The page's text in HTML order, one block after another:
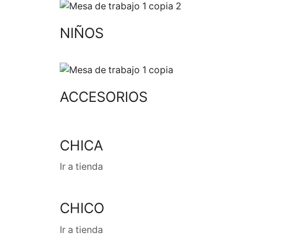
NIÑOS
ACCESORIOS
CHICA
Ir a tienda
CHICO
Ir a tienda